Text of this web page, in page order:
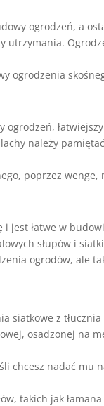
ogrodzeń, a
utrzymania.
ogrodzenia
należy
poprzez
jest łatwe w
słupów i
ogrodów, ale
siatkowe z
osadzonej na
chcesz nadać mu
takich jak